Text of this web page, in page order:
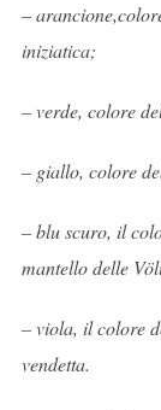
–
iniziatica;
– verde, colore
– giallo, colore
– blu scuro, il
mantello delle V
– viola, il colore
vendetta.